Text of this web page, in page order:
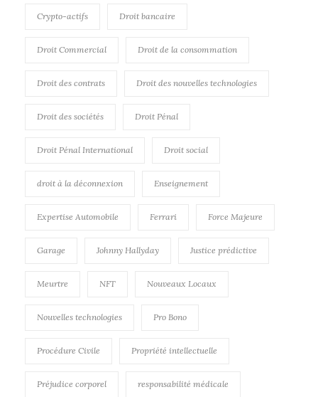
Crypto-actifs Droit bancaire
Droit Commercial Droit de la consommation
Droit des contrats Droit des nouvelles technologies
Droit des sociétés Droit Pénal
Droit Pénal International Droit social
droit à la déconnexion Enseignement
Expertise Automobile Ferrari Force Majeure
Garage Johnny Hallyday Justice prédictive
Meurtre NFT Nouveaux Locaux
Nouvelles technologies Pro Bono
Procédure Civile Propriété intellectuelle
Préjudice corporel responsabilité médicale